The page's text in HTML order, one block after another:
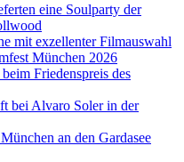
eine Soulparty der
mit exzellenter Filmauswahl
München 2026
Friedenspreis des
bei Alvaro Soler in der
an den Gardasee